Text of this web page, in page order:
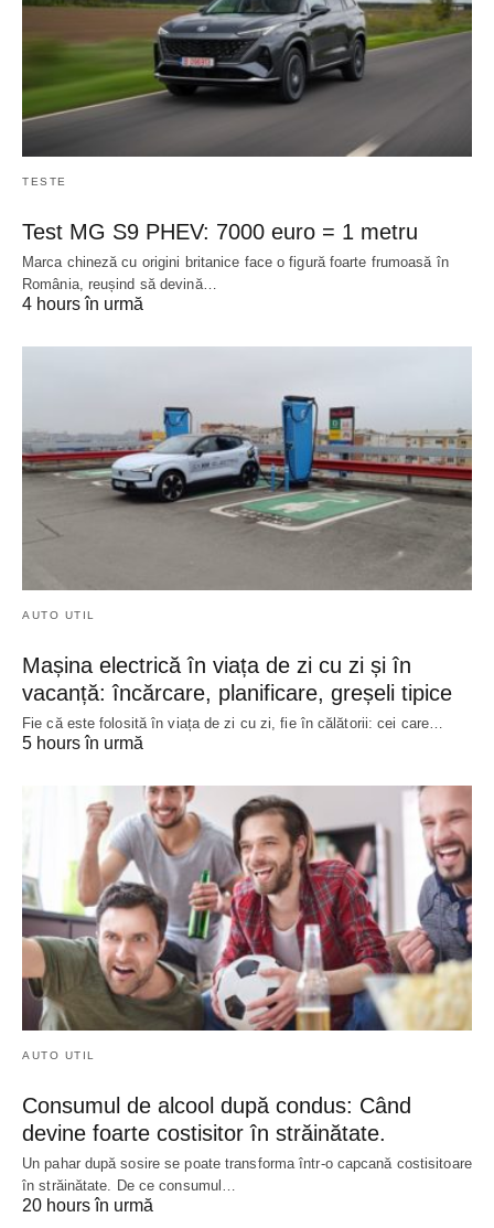
TESTE
Test MG S9 PHEV: 7000 euro = 1 metru
Marca chineză cu origini britanice face o figură foarte frumoasă în
România, reușind să devină…
4 hours în urmă
AUTO UTIL
Mașina electrică în viața de zi cu zi și în
vacanță: încărcare, planificare, greșeli tipice
Fie că este folosită în viața de zi cu zi, fie în călătorii: cei care…
5 hours în urmă
AUTO UTIL
Consumul de alcool după condus: Când
devine foarte costisitor în străinătate.
Un pahar după sosire se poate transforma într-o capcană costisitoare
în străinătate. De ce consumul…
20 hours în urmă